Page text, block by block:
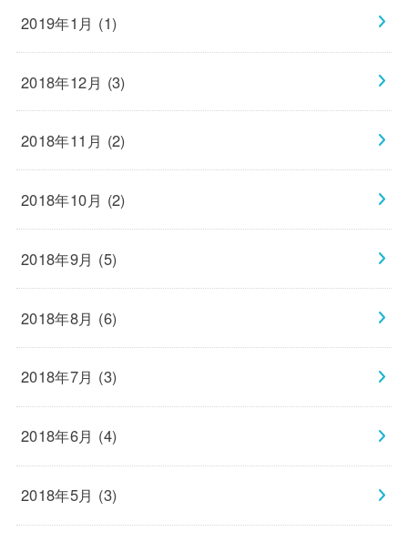
2019年1月 (1)
2018年12月 (3)
2018年11月 (2)
2018年10月 (2)
2018年9月 (5)
2018年8月 (6)
2018年7月 (3)
2018年6月 (4)
2018年5月 (3)